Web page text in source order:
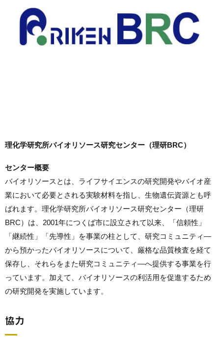
理化学研究所バイオリソース研究センター（理研BRC）
センター概要
バイオリソースとは、ライフサイエンスの研究開発やバイオ産
業において必要とされる実験材料を指し、生物遺伝資源とも呼
ばれます。理化学研究所バイオリソース研究センター（理研
BRC）は、2001年につくば市に設立されて以来、「信頼性」
「継続性」「先導性」を事業の柱として、研究コミュニティ―
から預かったバイオリソースについて、厳格な品質検査を経て
保存し、それらをまた研究コミュニティ―へ提供する事業を行
っています。加えて、バイオリソースの利活用を促進するため
の研究開発を実施しています。
協力